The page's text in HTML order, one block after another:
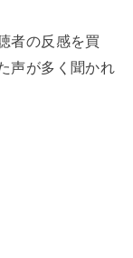
者の反感を買
声が多く聞かれ